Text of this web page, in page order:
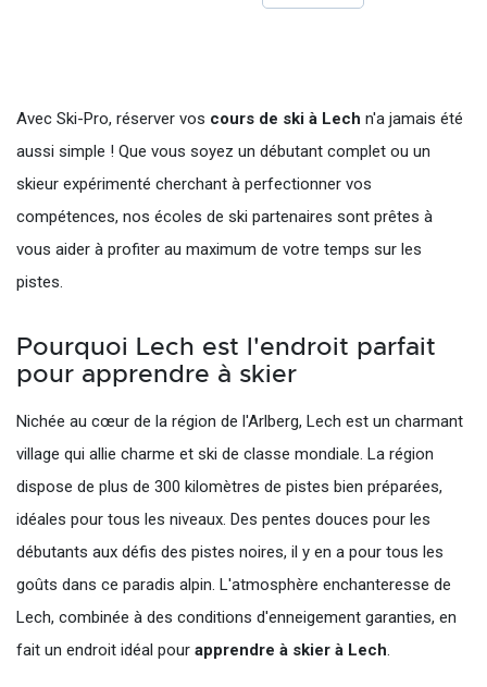
Avec Ski-Pro, réserver vos cours de ski à Lech n'a jamais été
aussi simple ! Que vous soyez un débutant complet ou un
skieur expérimenté cherchant à perfectionner vos
compétences, nos écoles de ski partenaires sont prêtes à
vous aider à profiter au maximum de votre temps sur les
pistes.
Pourquoi Lech est l'endroit parfait
pour apprendre à skier
Nichée au cœur de la région de l'Arlberg, Lech est un charmant
village qui allie charme et ski de classe mondiale. La région
dispose de plus de 300 kilomètres de pistes bien préparées,
idéales pour tous les niveaux. Des pentes douces pour les
débutants aux défis des pistes noires, il y en a pour tous les
goûts dans ce paradis alpin. L'atmosphère enchanteresse de
Lech, combinée à des conditions d'enneigement garanties, en
fait un endroit idéal pour apprendre à skier à Lech.